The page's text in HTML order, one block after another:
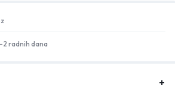
2 radnih dana